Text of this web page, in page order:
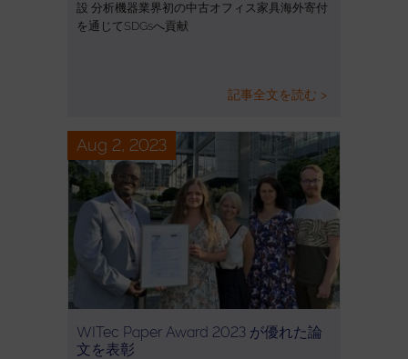
設 分析機器業界初の中古オフィス家具海外寄付
を通じてSDGsへ貢献
記事全文を読む >
Aug 2, 2023
WITec Paper Award 2023 が優れた論
文を表彰